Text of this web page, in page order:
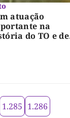
atuação
na
do TO e de
1.285 1.286